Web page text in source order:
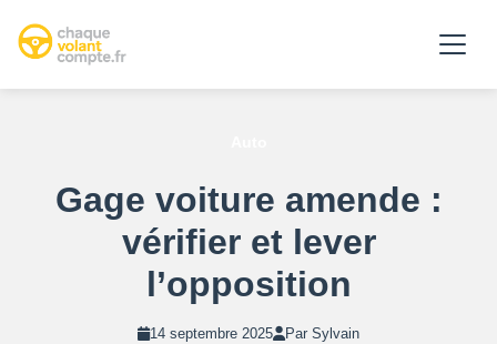
Gage voiture amende :
vérifier et lever
l’opposition
14 septembre 2025 Par Sylvain